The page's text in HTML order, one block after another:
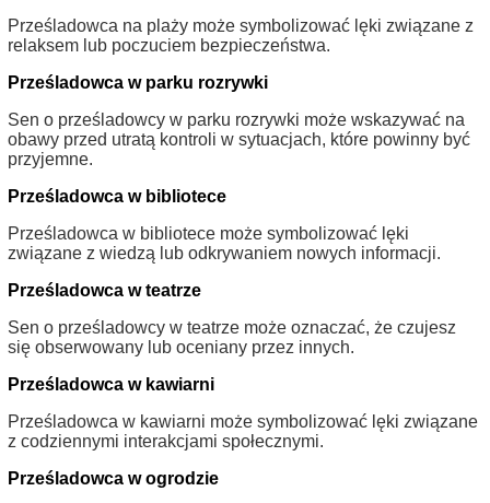
Prześladowca na plaży może symbolizować lęki związane z
relaksem lub poczuciem bezpieczeństwa.
Prześladowca w parku rozrywki
Sen o prześladowcy w parku rozrywki może wskazywać na
obawy przed utratą kontroli w sytuacjach, które powinny być
przyjemne.
Prześladowca w bibliotece
Prześladowca w bibliotece może symbolizować lęki
związane z wiedzą lub odkrywaniem nowych informacji.
Prześladowca w teatrze
Sen o prześladowcy w teatrze może oznaczać, że czujesz
się obserwowany lub oceniany przez innych.
Prześladowca w kawiarni
Prześladowca w kawiarni może symbolizować lęki związane
z codziennymi interakcjami społecznymi.
Prześladowca w ogrodzie